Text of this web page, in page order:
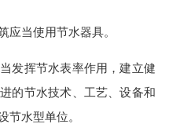
当使用节水器具。
挥节水表率作用，建立健
的节水技术、工艺、设备和
节水型单位。